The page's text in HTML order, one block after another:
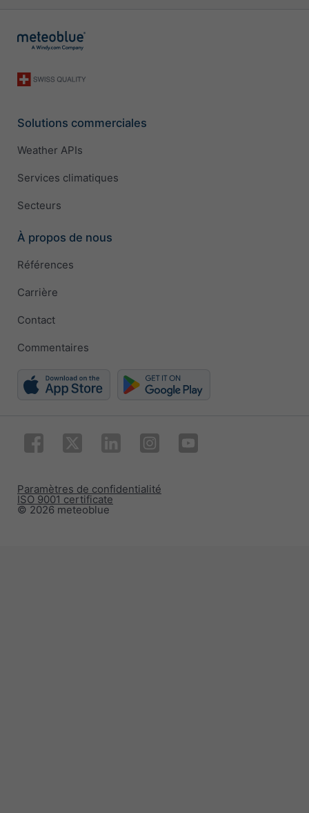
Solutions commerciales
Weather APIs
Services climatiques
Secteurs
À propos de nous
Références
Carrière
Contact
Commentaires
© 2026 meteoblue
ISO 9001 certificate
Paramètres de confidentialité